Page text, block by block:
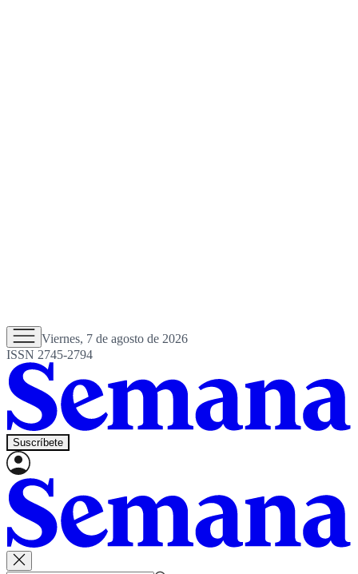
Viernes, 7 de agosto de 2026
ISSN 2745-2794
Suscríbete